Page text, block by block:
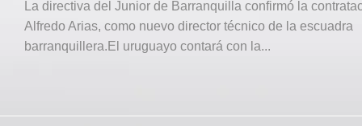
La directiva del Junior de Barranquilla confirmó la
Alfredo Arias, como nuevo director técnico de la escuadra
barranquillera.El uruguayo contará con la...